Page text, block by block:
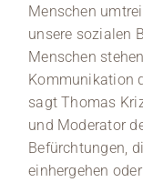
Menschen
unsere sozialen
Menschen
Kommunikation
sagt Thomas
und Moderator
Befürchtungen,
einhergehen